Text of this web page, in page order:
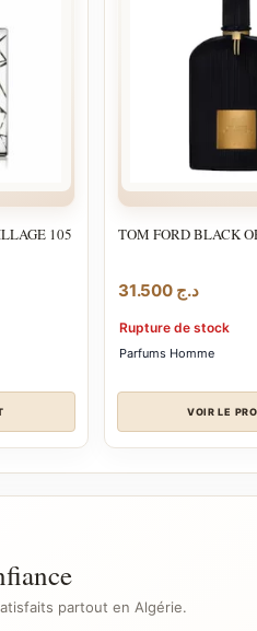
105
TOM FORD BLACK
د.ج 31.500
Rupture de stock
Parfums Homme
VOIR LE
partout en Algérie.